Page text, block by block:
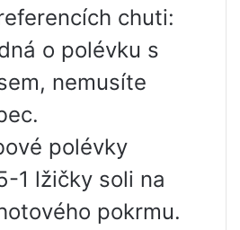
chuti:
o polévku s
nemusíte
polévky
1 lžičky soli na
pokrmu.